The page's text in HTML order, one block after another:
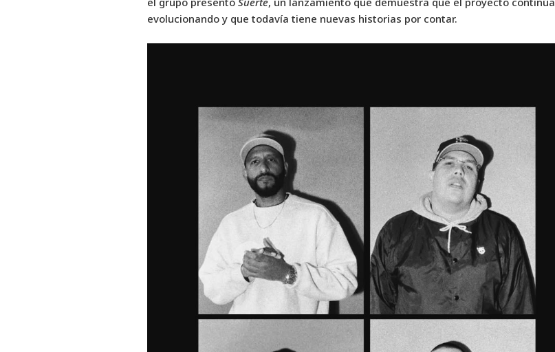
evolucionando y que todavía tiene nuevas historias por contar.